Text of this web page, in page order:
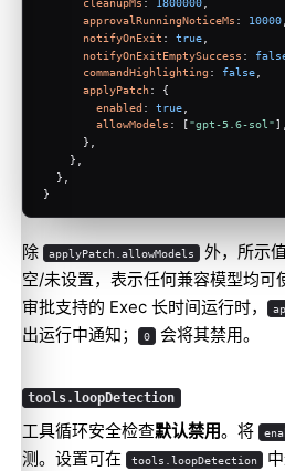
approvalRunningNoticeMs : 10000
notifyOnExit : true
notifyOnExitEmptySuccess :
commandHighlighting : false
applyPatch: {
enabled : true
allowModels : ["gpt-5.6-sol"],
      },
    },
  },
}
除 applyPatch.allowModels 外，所示
空/未设置，表示任何兼容模型均可
审批支持的 Exec 长时间运行时，
出运行中通知；
0 会将其禁用。
tools.loopDetection
工具循环安全检查默认禁用。将
测。设置可在
tools.loopDetection 中